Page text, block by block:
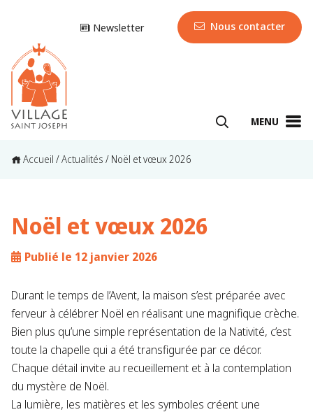
Newsletter Nous contacter
MENU
Accueil /Actualités / Noël et vœux 2026
Noël et vœux 2026
Publié le 12 janvier 2026
Durant le temps de l’Avent, la maison s’est préparée avec
ferveur à célébrer Noël en réalisant une magnifique crèche.
Bien plus qu’une simple représentation de la Nativité, c’est
toute la chapelle qui a été transfigurée par ce décor.
Chaque détail invite au recueillement et à la contemplation
du mystère de Noël.
La lumière, les matières et les symboles créent une